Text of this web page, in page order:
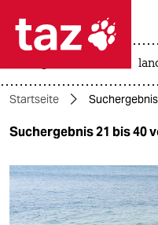
 taz
taz zahl
themen
politik
öko
Startseite
Suchergebnis 21 bis 40